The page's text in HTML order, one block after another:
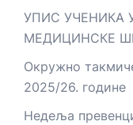
УПИС УЧЕНИКА
МЕДИЦИНСКЕ
Окружно
2025/26. године
Недеља